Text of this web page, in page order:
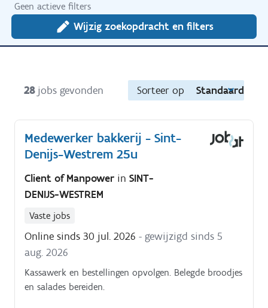
Geen actieve filters
Wijzig zoekopdracht en filters
28 jobs gevonden Sorteer op Standaard
Medewerker bakkerij - Sint-
Denijs-Westrem 25u
Client of Manpower in SINT-
DENIJS-WESTREM
Vaste jobs
Online sinds 30 jul. 2026 - gewijzigd sinds 5
aug. 2026
Kassawerk en bestellingen opvolgen. Belegde broodjes
en salades bereiden.